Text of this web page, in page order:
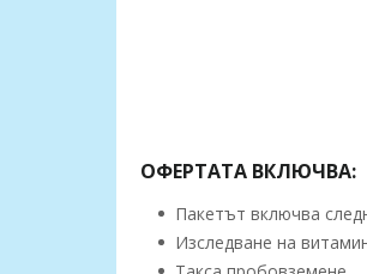
ОФЕРТАТА ВКЛЮЧВА:
Пакетът включва
Изследване на